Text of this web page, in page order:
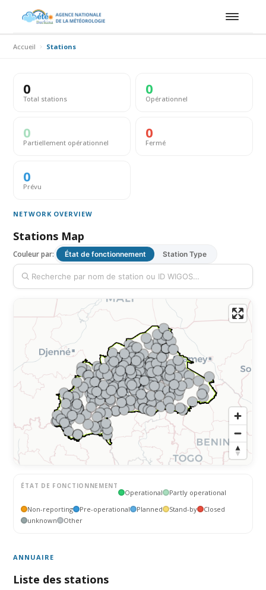
Accueil Stations
0
Total stations
0
Opérationnel
0
Partiellement opérationnel
0
Fermé
0
Prévu
NETWORK OVERVIEW
Stations Map
Couleur par: État de fonctionnement Station Type
ÉTAT DE FONCTIONNEMENT
Operational
Partly operational
Non-reporting
Pre-operational Planned Stand-by
Closed
unknown
Other
ANNUAIRE
Liste des stations